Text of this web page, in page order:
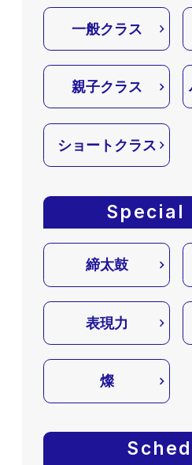
一般クラス
親子クラス
ショートクラス
Special
締太鼓
表現力
燦